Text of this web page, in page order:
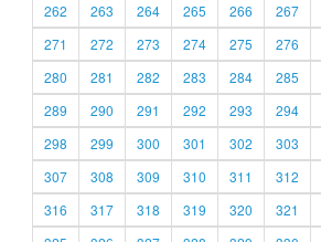
262
263 264 265 266 267
271
272 273 274 275 276
280
281 282 283 284 285
289
290 291 292 293 294
298
299 300 301 302 303
307
308 309 310 311 312
316
317 318 319 320 321